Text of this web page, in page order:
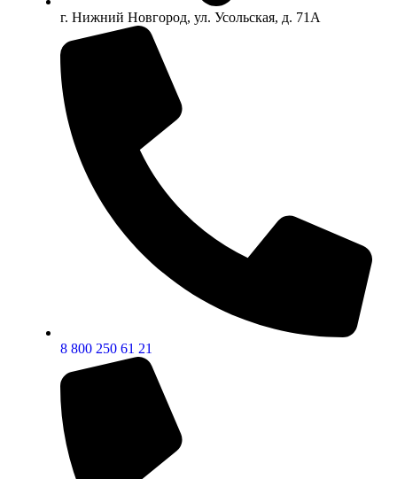
г. Нижний Новгород, ул. Усольская, д. 71А
8 800 250 61 21